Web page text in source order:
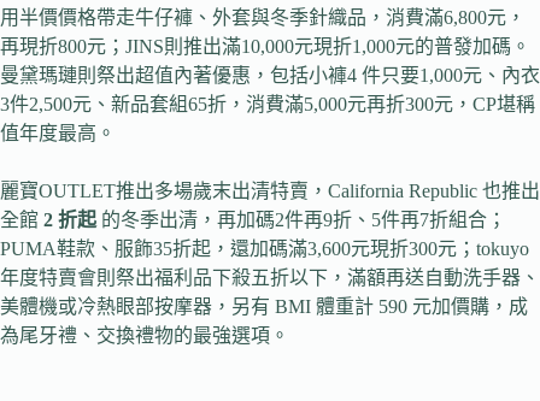
用半價價格帶走牛仔褲、外套與冬季針織品，消費滿6,800元，
再現折800元；JINS則推出滿10,000元現折1,000元的普發加碼。
曼黛瑪璉則祭出超值內著優惠，包括小褲4 件只要1,000元、內衣
3件2,500元、新品套組65折，消費滿5,000元再折300元，CP堪稱
值年度最高。
麗寶OUTLET推出多場歲末出清特賣，California Republic 也推出
全館 2 折起 的冬季出清，再加碼2件再9折、5件再7折組合；
PUMA鞋款、服飾35折起，還加碼滿3,600元現折300元；tokuyo
年度特賣會則祭出福利品下殺五折以下，滿額再送自動洗手器、
美體機或冷熱眼部按摩器，另有 BMI 體重計 590 元加價購，成
為尾牙禮、交換禮物的最強選項。